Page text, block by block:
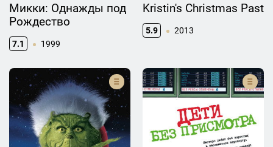
Микки: Однажды под
Рождество
7.1 1999
Kristin's Christmas Past
5.9 2013